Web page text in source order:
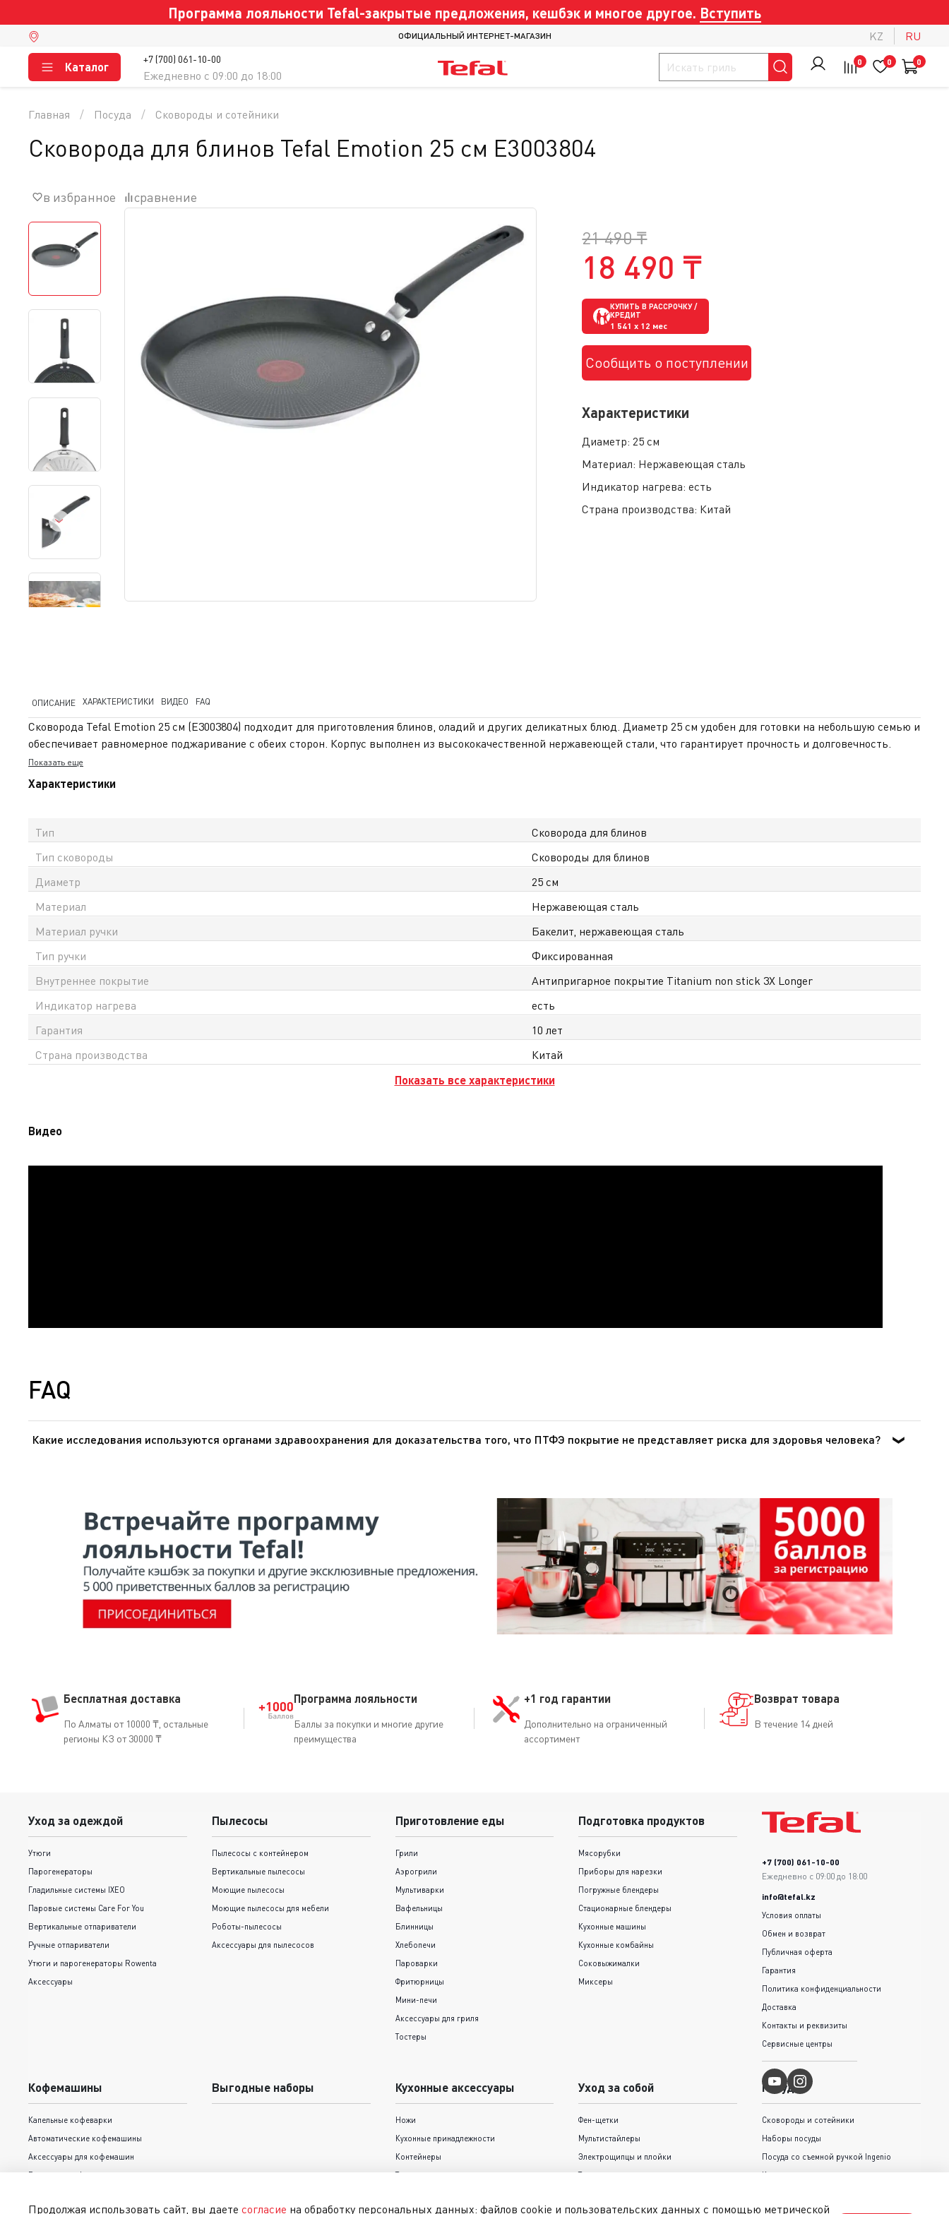
Программа лояльности Tefal-закрытые предложения, кешбэк и многое другое. Вступить
ОФИЦИАЛЬНЫЙ ИНТЕРНЕТ-МАГАЗИН KZ RU
+7 (700) 061-10-00
Ежедневно c 09:00 до 18:00
Каталог 0 0 0
21 490 ₸
18 490 ₸
КУПИТЬ В РАССРОЧКУ /
КРЕДИТ
1 541 x 12 мес
Сообщить о поступлении
Характеристики
Диаметр: 25 см
Материал: Нержавеющая сталь
Индикатор нагрева:есть
Страна производства: Китай
Главная Посуда Сковороды и cотейники
Сковорода для блинов Tefal Emotion 25 см E3003804
в избранное сравнение
ОПИСАНИЕ ХАРАКТЕРИСТИКИ ВИДЕО FAQ
Сковорода Tefal Emotion 25 см (E3003804) подходит для приготовления блинов, оладий и других деликатных блюд. Диаметр 25 см удобен для готовки на небольшую семью и
обеспечивает равномерное поджаривание с обеих сторон. Корпус выполнен из высококачественной нержавеющей стали, что гарантирует прочность и долговечность.
Антипригарное покрытие Titanium 3X отличается высокой износостойкостью, предотвращает прилипание продуктов и позволяет готовить с минимальным количеством
масла. Индикатор Thermo-Signal™ помогает определить момент достижения оптимальной температуры для начала приготовления. Сковорода оснащена удобной ручкой из
нержавеющей стали, которая обеспечивает надёжный и комфортный захват. Подходит для всех типов плит, включая индукционные. Гарантия на сталь составляет 10 лет,
официальная гарантия в Казахстане и доставка по всему Казахстану.
Показать еще
Характеристики
Тип
Сковорода для блинов
Тип сковороды
Сковороды для блинов
Диаметр
25 см
Материал
Нержавеющая сталь
Материал ручки
Бакелит, нержавеющая сталь
Тип ручки
Фиксированная
Внутреннее покрытие
Антипригарное покрытие Titanium non stick 3X Longer
Индикатор нагрева
есть
Гарантия
10 лет
Страна производства
Китай
Показать все характеристики
Видео
FAQ
Какие исследования используются органами здравоохранения для доказательства того, что ПТФЭ покрытие не представляет риска для здоровья человека?
исследованию, проведенному МАИР (Международное агентство по изучению рака), ВОЗ (Всемирная организация здравоохранения) отнесла ПТФЭ к группе 3 [Том 19, 288
(1979) и Дополнение 7.70 (1987)], признав, что он не является канцерогеном для человека.О том, что ПТФЭ безопасен для использования, свидетельствует и тот факт, что
он часто применяется в медицине (кардиостимуляторы, искусственные артерии, протезы и т.д.).
Бесплатная доставка
По Алматы от 10000 ₸, остальные
регионы КЗ от 30000 ₸
Программа лояльности
Баллы за покупки и многие другие
преимущества
+1 год гарантии
Дополнительно на ограниченный
ассортимент
Возврат товара
В течение 14 дней
Уход за одеждой
Утюги
Парогенераторы
Гладильные системы IXEO
Паровые системы Care For You
Вертикальные отпариватели
Ручные отпариватели
Утюги и парогенераторы Rowenta
Аксессуары
Пылесосы
Пылесосы с контейнером
Вертикальные пылесосы
Моющие пылесосы
Моющие пылесосы для мебели
Роботы-пылесосы
Аксессуары для пылесосов
Приготовление еды
Грили
Аэрогрили
Мультиварки
Вафельницы
Блинницы
Хлебопечи
Пароварки
Фритюрницы
Мини-печи
Аксессуары для гриля
Тостеры
Подготовка продуктов
Мясорубки
Приборы для нарезки
Погружные блендеры
Стационарные блендеры
Кухонные машины
Кухонные комбайны
Соковыжималки
Миксеры
Кофемашины
Капельные кофеварки
Автоматические кофемашины
Аксессуары для кофемашин
Рожковые кофеварки
Выгодные наборы Кухонные аксессуары
Ножи
Кухонные принадлежности
Контейнеры
Термокружки и термосы
Уход за собой
Фен-щетки
Мультистайлеры
Электрощипцы и плойки
Триммеры
Выпрямители
Посуда
Сковороды и cотейники
Наборы посуды
Посуда со съемной ручкой Ingenio
Кастрюли и ковши
Коллекция Jamie Oliver Tefal
+7 (700) 061-10-00
Ежедневно с 09:00 до 18:00
info@tefal.kz
Условия оплаты
Обмен и возврат
Публичная оферта
Гарантия
Политика конфиденциальности
Доставка
Контакты и реквизиты
Сервисные центры
Продолжая использовать сайт, вы даете согласие на обработку персональных данных: файлов cookie и пользовательских данных с помощью метрической